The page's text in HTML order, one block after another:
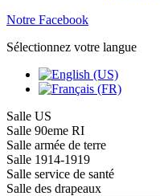
Notre Facebook
Sélectionnez votre langue
Salle US
Salle 90eme RI
Salle armée de terre
Salle 1914-1919
Salle service de santé
Salle des drapeaux